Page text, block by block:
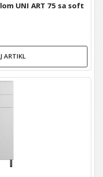
UNI ART 75 sa soft
ARTIKL